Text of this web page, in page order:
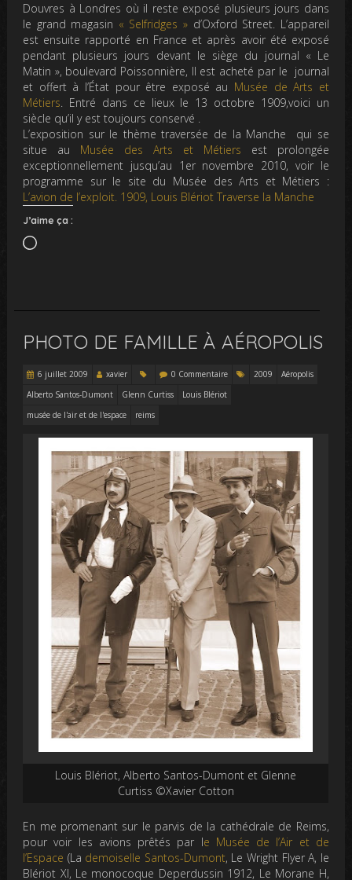
Douvres à Londres où il reste exposé plusieurs jours dans
le grand magasin « Selfridges » d’Oxford Street. L’appareil
est ensuite rapporté en France et après avoir été exposé
pendant plusieurs jours devant le siège du journal « Le
Matin », boulevard Poissonnière, Il est acheté par le journal
et offert à l’État pour être exposé au Musée de Arts et
Métiers. Entré dans ce lieux le 13 octobre 1909,voici un
siècle qu’il y est toujours conservé .
L’exposition sur le thème traversée de la Manche qui se
situe au Musée des Arts et Métiers est prolongée
exceptionnellement jusqu’au 1er novembre 2010, voir le
programme sur le site du Musée des Arts et Métiers :
L’avion de l’exploit. 1909, Louis Blériot Traverse la Manche
J’aime ça :
Chargement…
PHOTO DE FAMILLE À AÉROPOLIS
6 juillet 2009 xavier 0 Commentaire 2009
Aéropolis
Alberto Santos-Dumont
Glenn Curtiss
Louis Blériot
musée de l'air et de l'espace
reims
Louis Blériot, Alberto Santos-Dumont et Glenne
Curtiss ©Xavier Cotton
En me promenant sur le parvis de la cathédrale de Reims,
pour voir les avions prêtés par le Musée de l’Air et de
l’Espace (La demoiselle Santos-Dumont, Le Wright Flyer A, le
Blériot XI, Le monocoque Deperdussin 1912, Le Morane H,